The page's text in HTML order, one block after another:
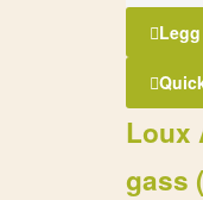
Loux
gass